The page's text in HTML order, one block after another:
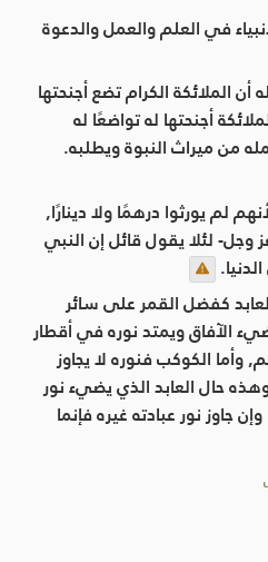
في العلم والعمل والدعوة
الملائكة الكرام تضع أجنحتها
أجنحتها له تواضعًا له
من ميراث النبوة ويطلبه.
لم يورثوا درهمًا ولا دينارًا,
وجل- لئلا يقول قائل إن النبي
كفضل القمر على سائر
الآفاق ويمتد نوره في أقطار
وأما الكوكب فنوره لا يجاوز
حال العابد الذي يضيء نور
جاوز نور عبادته غيره فإنما